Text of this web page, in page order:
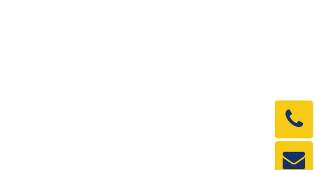
电
话：
箱：